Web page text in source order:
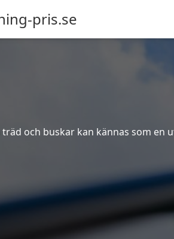
pris.se
och buskar kan kännas som